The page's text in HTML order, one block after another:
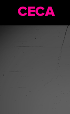
Ceca (2000)